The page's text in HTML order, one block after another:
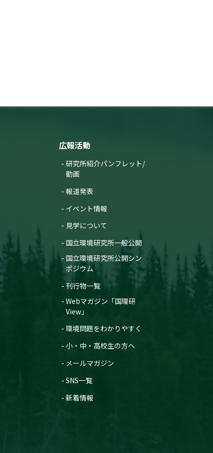
広報活動
研究所紹介パンフレット/
動画
報道発表
イベント情報
見学について
国立環境研究所一般公開
国立環境研究所公開シン
ポジウム
刊行物一覧
Webマガジン「国環研
View」
環境問題をわかりやすく
小・中・高校生の方へ
メールマガジン
SNS一覧
新着情報